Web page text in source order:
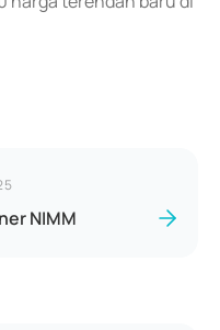
NIMM